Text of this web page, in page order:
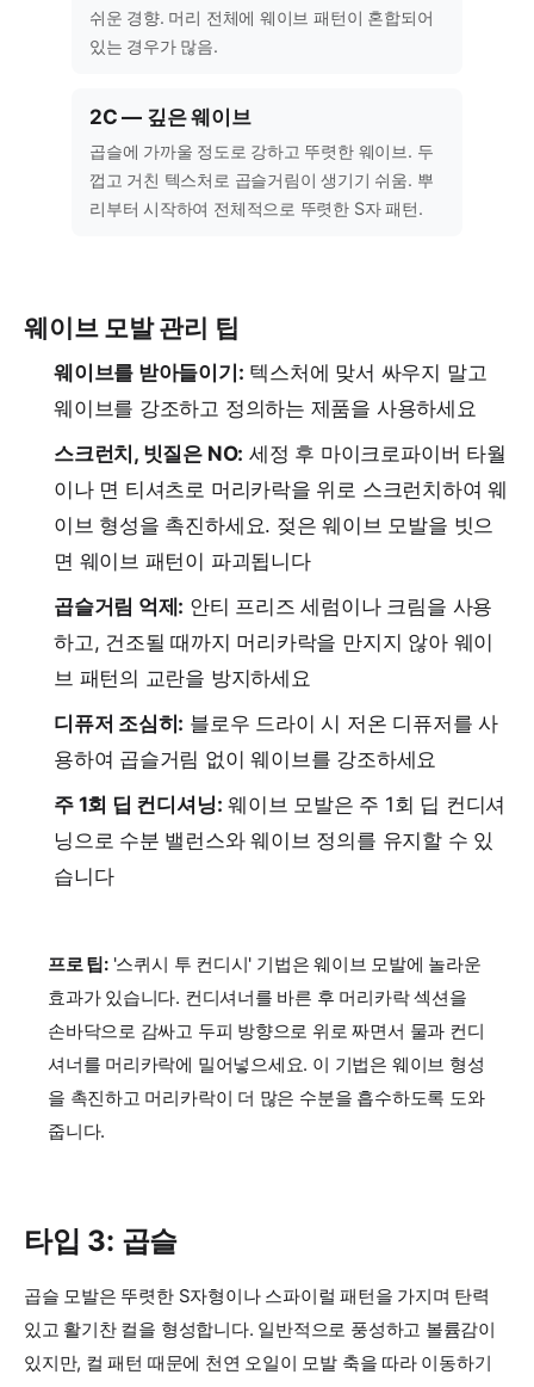
쉬운 경향. 머리 전체에 웨이브 패턴이 혼합되어
있는 경우가 많음.
2C — 깊은 웨이브
곱슬에 가까울 정도로 강하고 뚜렷한 웨이브. 두
껍고 거친 텍스처로 곱슬거림이 생기기 쉬움. 뿌
리부터 시작하여 전체적으로 뚜렷한 S자 패턴.
웨이브 모발 관리 팁
웨이브를 받아들이기: 텍스처에 맞서 싸우지 말고
웨이브를 강조하고 정의하는 제품을 사용하세요
스크런치, 빗질은 NO: 세정 후 마이크로파이버 타월
이나 면 티셔츠로 머리카락을 위로 스크런치하여 웨
이브 형성을 촉진하세요. 젖은 웨이브 모발을 빗으
면 웨이브 패턴이 파괴됩니다
곱슬거림 억제: 안티 프리즈 세럼이나 크림을 사용
하고, 건조될 때까지 머리카락을 만지지 않아 웨이
브 패턴의 교란을 방지하세요
디퓨저 조심히: 블로우 드라이 시 저온 디퓨저를 사
용하여 곱슬거림 없이 웨이브를 강조하세요
주 1회 딥 컨디셔닝: 웨이브 모발은 주 1회 딥 컨디셔
닝으로 수분 밸런스와 웨이브 정의를 유지할 수 있
습니다
프로 팁:'스퀴시 투 컨디시' 기법은 웨이브 모발에 놀라운
효과가 있습니다. 컨디셔너를 바른 후 머리카락 섹션을
손바닥으로 감싸고 두피 방향으로 위로 짜면서 물과 컨디
셔너를 머리카락에 밀어넣으세요. 이 기법은 웨이브 형성
을 촉진하고 머리카락이 더 많은 수분을 흡수하도록 도와
줍니다.
타입 3: 곱슬
곱슬 모발은 뚜렷한 S자형이나 스파이럴 패턴을 가지며 탄력
있고 활기찬 컬을 형성합니다. 일반적으로 풍성하고 볼륨감이
있지만, 컬 패턴 때문에 천연 오일이 모발 축을 따라 이동하기